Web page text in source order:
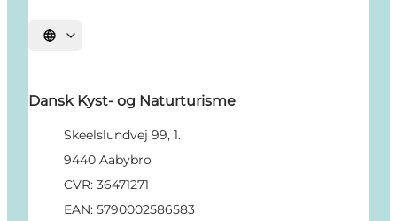
Vælg sprog
Dansk Kyst- og Naturturisme
Skeelslundvej 99, 1.
9440 Aabybro
CVR: 36471271
EAN: 5790002586583